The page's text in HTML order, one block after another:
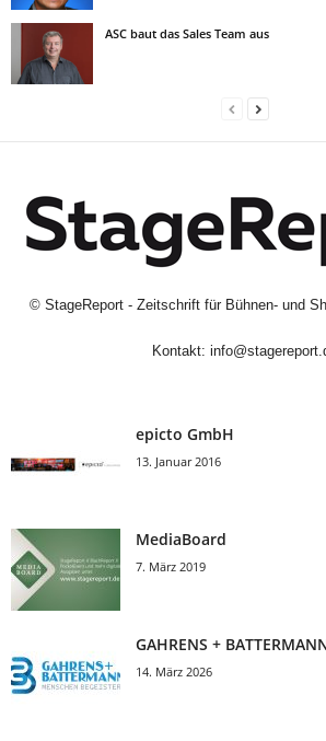
ASC baut das Sales Team aus
© StageReport - Zeitschrift für Bühnen- und
Kontakt:
epicto GmbH
13. Januar 2016
MediaBoard
7. März 2019
GAHRENS +
14. März 2026